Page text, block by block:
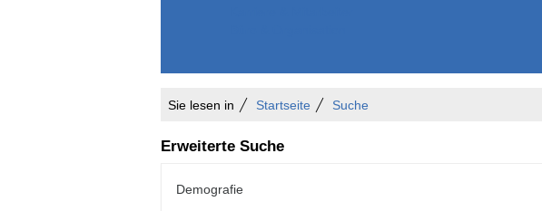
Sie lesen in Startseite Suche
Erweiterte Suche